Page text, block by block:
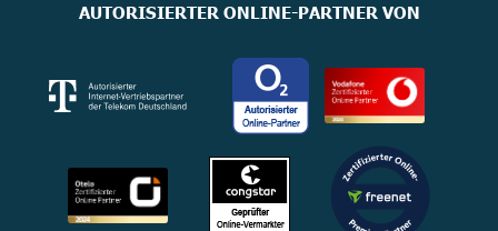
AUTORISIERTER ONLINE-PARTNER VON